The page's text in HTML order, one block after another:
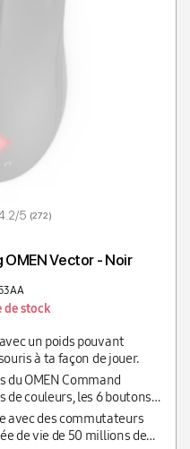
5 (272)
Vector - Noir
de stock
un poids pouvant
à ta façon de jouer.
du OMEN Command
de couleurs, les 6 boutons
de 100 à 16 000 ppp
avec des commutateurs
de vie de 50 millions de